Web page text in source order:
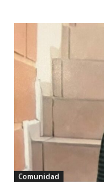
Comunidad